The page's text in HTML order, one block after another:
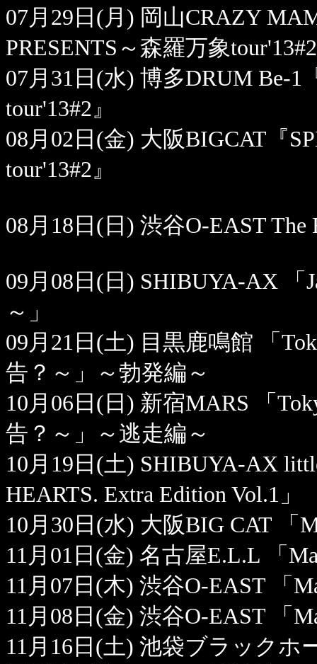
07月29日(月) 岡山CRAZY
PRESENTS～森羅万象
07月31日(水) 博多DRUM Be-1
tour'13#2』
08月02日(金) 大阪BIGCAT『
tour'13#2』
08月18日(日) 渋谷O-EAST
09月08日(日) SHIBUYA-AX 「
～」
09月21日(土) 目黒鹿鳴館 「
告？～」～勃発編～
10月06日(日) 新宿MARS 「
告？～」～逃走編～
10月19日(土) SHIBUYA-AX
HEARTS. Extra Edition Vol.1」
10月30日(水) 大阪BIG CAT 「
11月01日(金) 名古屋E.L.L 「
11月07日(木) 渋谷O-EAST 「
11月08日(金) 渋谷O-EAST 「
11月16日(土) 池袋ブラックホ